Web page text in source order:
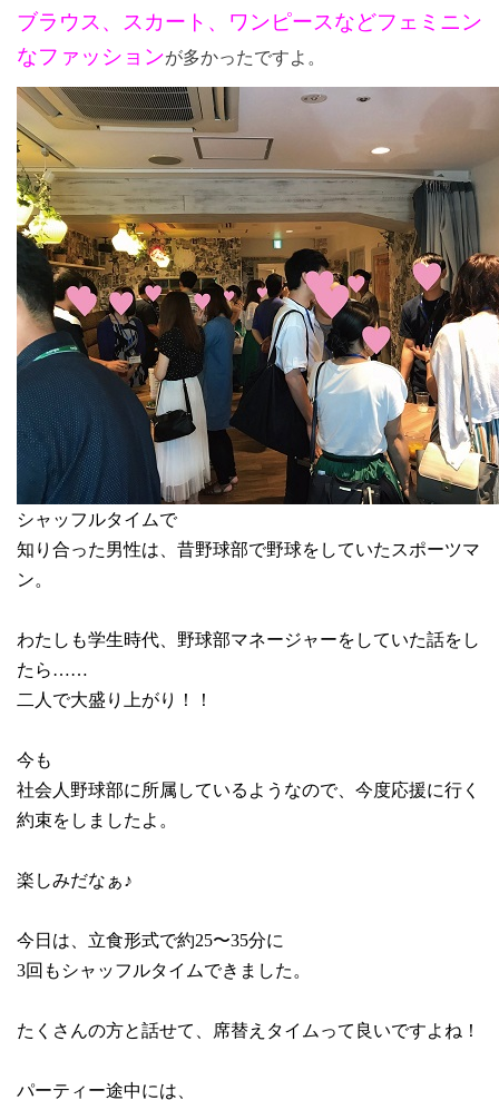
ブラウス、スカート、ワンピースなどフェミニン
なファッションが多かったですよ。
シャッフルタイムで
知り合った男性は、昔野球部で野球をしていたスポーツマ
ン。
わたしも学生時代、野球部マネージャーをしていた話をし
たら……
二人で大盛り上がり！！
今も
社会人野球部に所属しているようなので、今度応援に行く
約束をしましたよ。
楽しみだなぁ♪
今日は、立食形式で約25〜35分に
3回もシャッフルタイムできました。
たくさんの方と話せて、席替えタイムって良いですよね！
パーティー途中には、